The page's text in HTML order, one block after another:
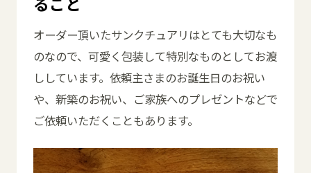
オーダー頂いたサンクチュアリはとても大切なも
のなので、可愛く包装して特別なものとしてお渡
ししています。依頼主さまのお誕生日のお祝い
や、新築のお祝い、ご家族へのプレゼントなどで
ご依頼いただくこともあります。